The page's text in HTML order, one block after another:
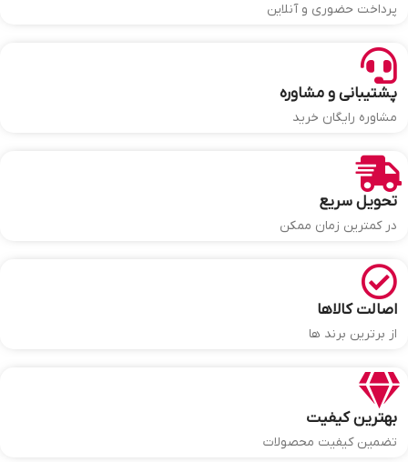
پرداخت حضوری و آنلاین
پشتیبانی و مشاوره
مشاوره رایگان خرید
تحویل سریع
در کمترین زمان ممکن
اصالت کالاها
از برترین برند ها
بهترین کیفیت
تضمین کیفیت محصولات